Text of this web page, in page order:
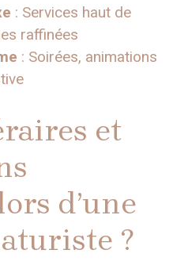
: Services haut de
raffinées
: Soirées, animations
et
d’une
?